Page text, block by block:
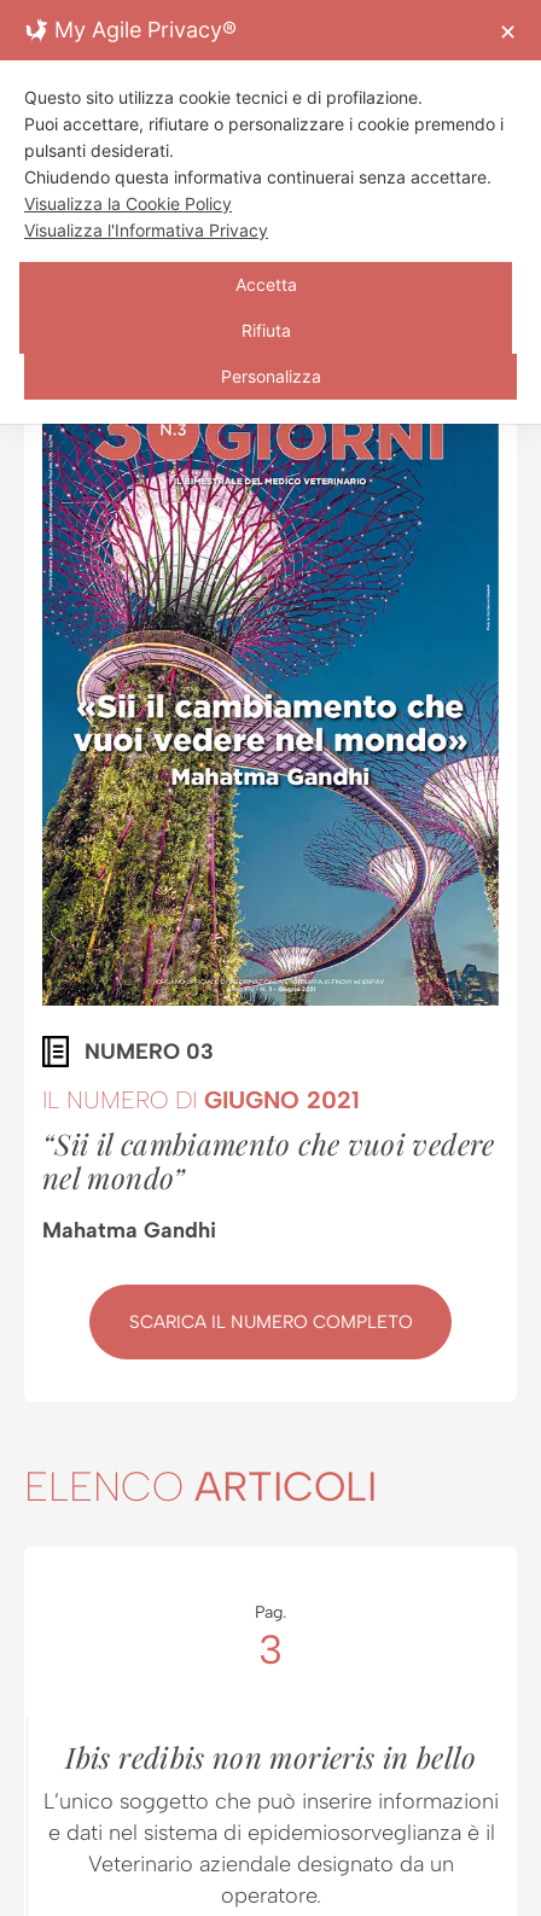
Skip
ORGANO UFFICIALE DI INFORMAZIONE
VETERINARIA di
FNOVI ed ENPAV
Redazione
Contatti
GIUGNO 2021
NUMERO 03
IL NUMERO DI GIUGNO 2021
“Sii il cambiamento che vuoi vedere
nel mondo”
Mahatma Gandhi
SCARICA IL NUMERO COMPLETO
ELENCO ARTICOLI
Pag.
3
Ibis redibis non morieris in bello
L’unico soggetto che può inserire informazioni
e dati nel sistema di epidemiosorveglianza è il
Veterinario aziendale designato da un
operatore.
My Agile Privacy® ✕
Questo sito utilizza cookie tecnici e di profilazione.
Puoi accettare, rifiutare o personalizzare i cookie premendo i
pulsanti desiderati.
Chiudendo questa informativa continuerai senza accettare.
Visualizza la Cookie Policy
Visualizza l'Informativa Privacy
Accetta
Rifiuta
Personalizza